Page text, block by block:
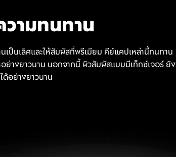
ามทนทาน
ป็นเลิศและให้สัมผัสที่พรีเมียม คีย์แคปเหล่านี้ทนทาน
ย่างยาวนาน นอกจากนี้ ผิวสัมผัสแบบมีเท็กซ์เจอร์ ยัง
อย่างยาวนาน